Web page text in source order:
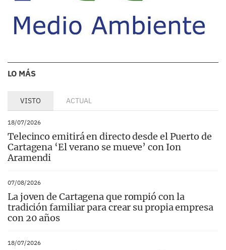
LO MÁS
VISTO ACTUAL
18/07/2026
Telecinco emitirá en directo desde el Puerto de
Cartagena ‘El verano se mueve’ con Ion
Aramendi
07/08/2026
La joven de Cartagena que rompió con la
tradición familiar para crear su propia empresa
con 20 años
18/07/2026